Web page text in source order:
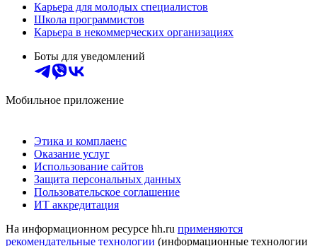
Карьера для молодых специалистов
Школа программистов
Карьера в некоммерческих организациях
Боты для уведомлений
Мобильное приложение
Этика и комплаенс
Оказание услуг
Использование сайтов
Защита персональных данных
Пользовательское соглашение
ИТ аккредитация
На информационном ресурсе hh.ru применяются
рекомендательные технологии (информационные технологии